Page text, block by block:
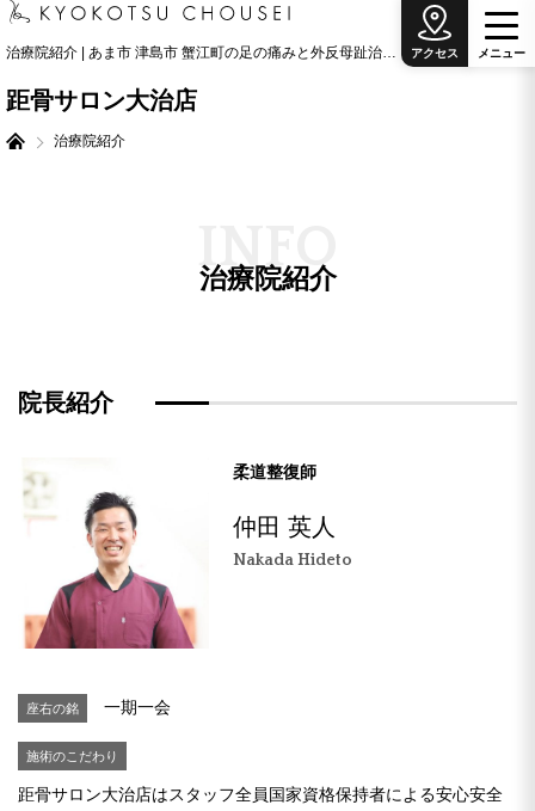
治療院紹介 | あま市 津島市 蟹江町の足の痛みと外反母趾治療の専門院
距骨サロン大治店
治療院紹介
メニ ュ ー
アクセス
治療院紹介
INFO
院長紹介
柔道整復師
仲田 英人
Nakada Hideto
座右の銘 一期一会
施術のこだわり
距骨サロン大治店はスタッフ全員国家資格保持者による安心安全